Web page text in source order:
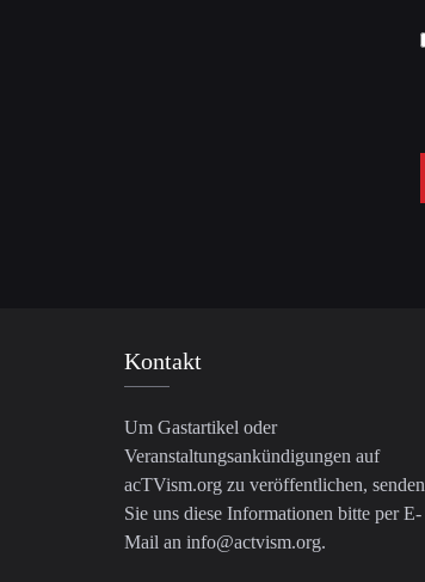
Kontakt
Um Gastartikel oder
Veranstaltungsankündigungen auf
acTVism.org zu veröffentlichen, senden
Sie uns diese Informationen bitte per E-
Mail an info@actvism.org.